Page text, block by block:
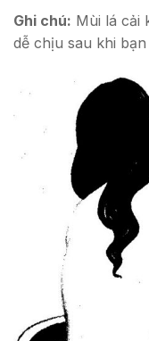
Ghi chú: Mùi lá cải
dễ chịu sau khi